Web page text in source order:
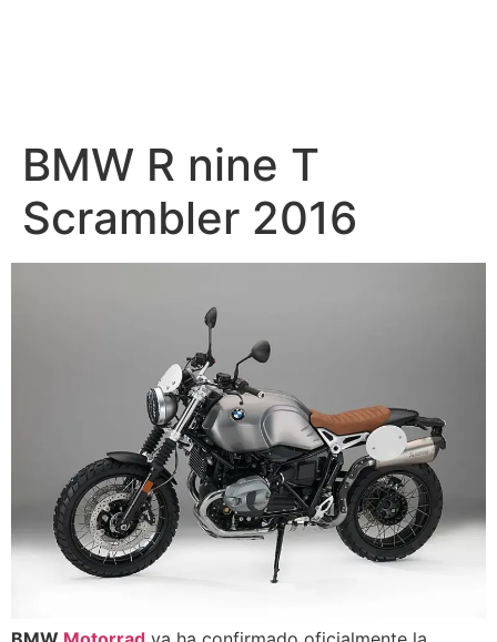
BMW R nine T
Scrambler 2016